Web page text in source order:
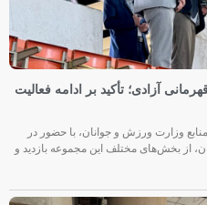
آزادی؛ تأکید بر ادامه فعالیت
وزارت ورزش و جوانان، با حضور در
از بخش‌های مختلف این مجموعه بازدید و